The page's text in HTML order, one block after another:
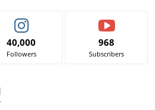
40,000
Followers
968
Subscribers